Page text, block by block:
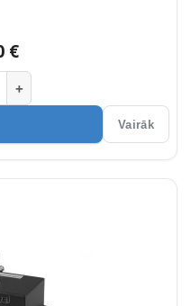
€
+
Vairāk